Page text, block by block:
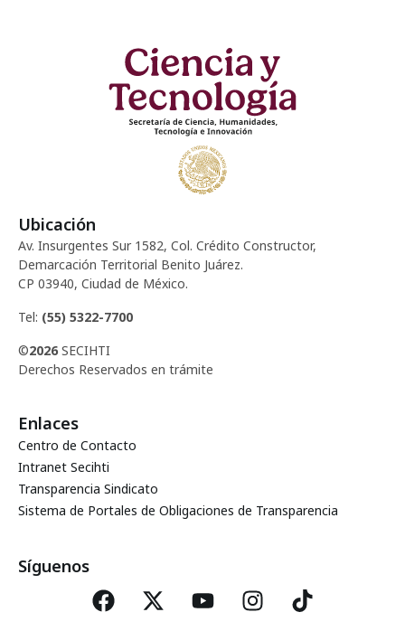
Ubicación
Av. Insurgentes Sur 1582, Col. Crédito Constructor,
Demarcación Territorial Benito Juárez.
CP 03940, Ciudad de México.
Tel: (55) 5322-7700
©2026 SECIHTI
Derechos Reservados en trámite
Enlaces
Centro de Contacto
Intranet Secihti
Transparencia Sindicato
Sistema de Portales de Obligaciones de Transparencia
Síguenos